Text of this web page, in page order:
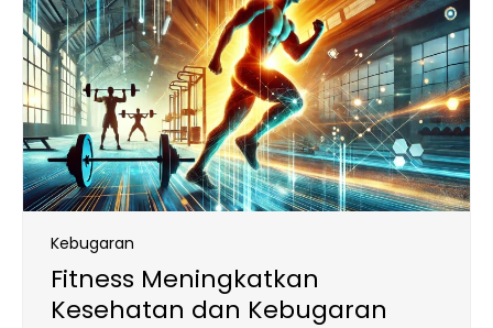
Kebugaran
Fitness Meningkatkan
Kesehatan dan Kebugaran